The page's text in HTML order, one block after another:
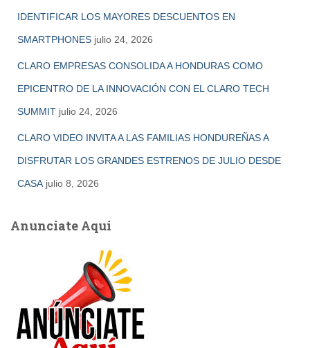
IDENTIFICAR LOS MAYORES DESCUENTOS EN
SMARTPHONES julio 24, 2026
CLARO EMPRESAS CONSOLIDA A HONDURAS COMO
EPICENTRO DE LA INNOVACIÓN CON EL CLARO TECH
SUMMIT julio 24, 2026
CLARO VIDEO INVITA A LAS FAMILIAS HONDUREÑAS A
DISFRUTAR LOS GRANDES ESTRENOS DE JULIO DESDE
CASA julio 8, 2026
Anunciate Aqui